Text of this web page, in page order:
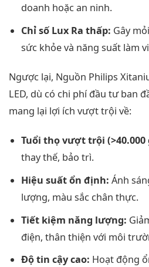
doanh hoặc an ninh.
Chỉ số Lux Ra thấp: Gây
sức khỏe và năng suất làm
Ngược lại, Nguồn Philips
LED, dù có chi phí đầu tư ban
mang lại lợi ích vượt trội về:
Tuổi thọ vượt trội (>40.000
thay thế, bảo trì.
Hiệu suất ổn định: Ánh
lượng, màu sắc chân thực.
Tiết kiệm năng lượng:
điện, thân thiện với môi
Độ tin cậy cao: Hoạt động